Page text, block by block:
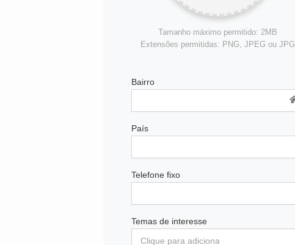
Tamanho máximo permitido: 2MB
Extensões permitidas: PNG, JPEG ou JPG
Bairro
País
Telefone fixo
Temas de interesse